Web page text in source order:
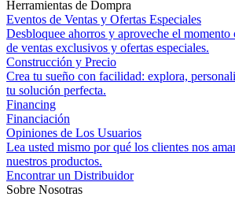
Herramientas de Dompra
Eventos de Ventas y Ofertas Especiales
Desbloquee ahorros y aproveche el momento
de ventas exclusivos y ofertas especiales.
Construcción y Precio
Crea tu sueño con facilidad: explora,
tu solución perfecta.
Financing
Financiación
Opiniones de Los Usuarios
Lea usted mismo por qué los clientes nos
nuestros productos.
Encontrar un Distribuidor
Sobre Nosotras